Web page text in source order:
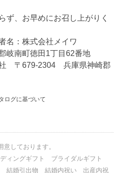
ず、お早めにお召し上がりく
名：株式会社メイワ
岐南町徳田1丁目62番地
社 〒679-2304 兵庫県神崎郡
ログに基づいて
しております。
ングギフト ブライダルギフト
結婚引出物 結婚内祝い 出産内祝